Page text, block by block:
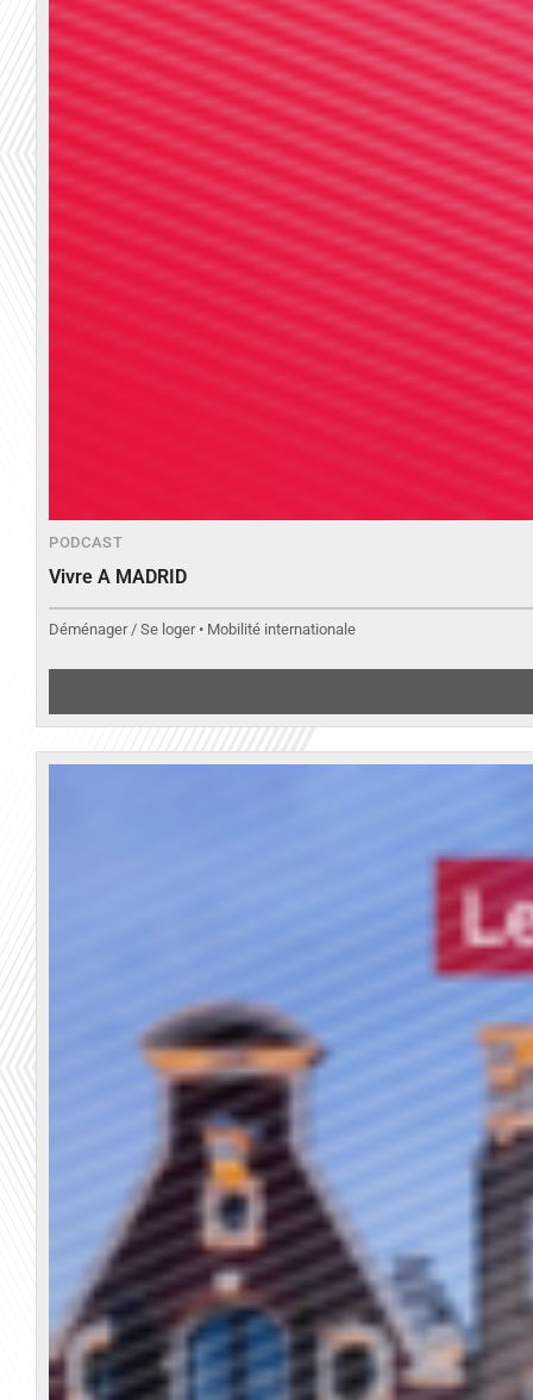
PODCAST
Vivre A MADRID
Déménager / Se loger • Mobilité internationale